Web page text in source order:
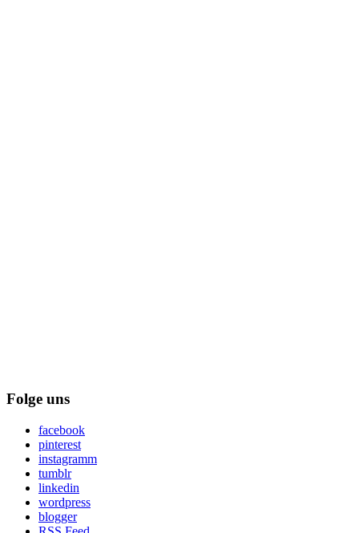
Folge uns
facebook
pinterest
instagramm
tumblr
linkedin
wordpress
blogger